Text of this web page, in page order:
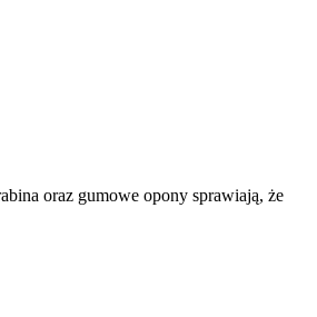
oraz gumowe opony sprawiają, że